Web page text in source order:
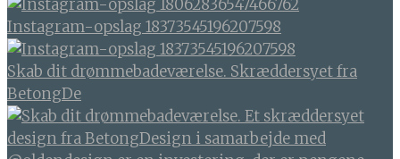
Instagram-opslag 18373545196207598
Skab dit drømmebadeværelse. Skræddersyet fra
BetongDe